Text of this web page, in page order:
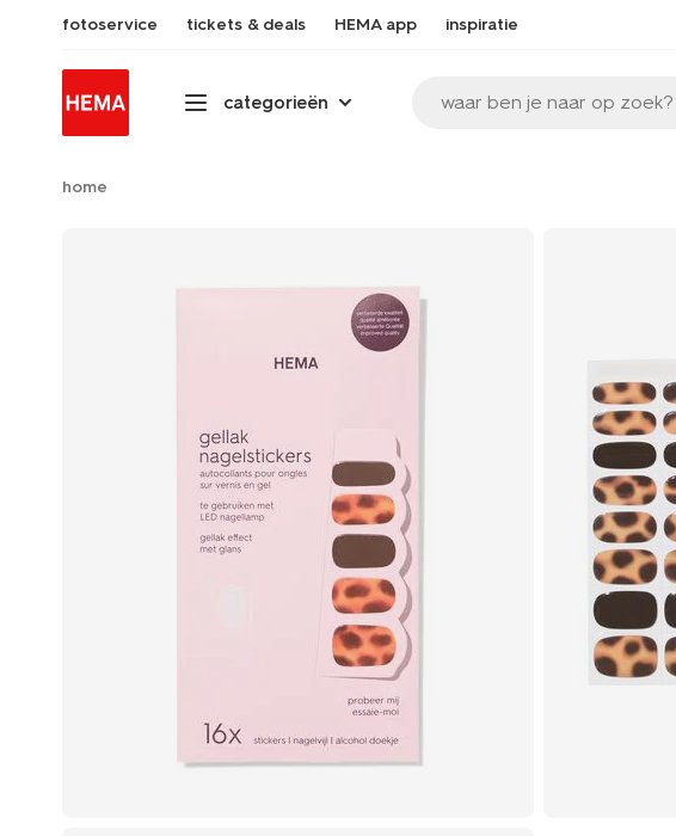
fotoservice tickets & deals HEMA app inspiratie
categorieën waar ben je naar op zoek?
home